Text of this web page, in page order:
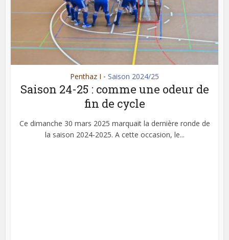
Penthaz I • Saison 2024/25
Saison 24-25 : comme une odeur de
fin de cycle
Ce dimanche 30 mars 2025 marquait la dernière ronde de
la saison 2024-2025. A cette occasion, le...